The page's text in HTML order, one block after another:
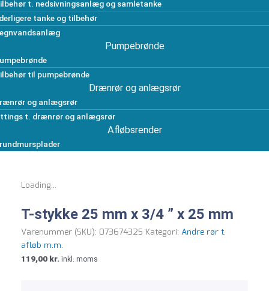
t. nedsivningsanlæg og samletanke
tanke og tilbehør
Pumpebrønde
til pumpebrønde
Drænrør og anlægsrør
og anlægsrør
t. drænrør og anlægsrør
Afløbsrender
Loading...
T-stykke 25 mm x 3/4 ” x 25 mm
Varenummer (SKU): 073674325 Kategori: Andre rør t.
afløb m.m.
119,00 kr. inkl. moms